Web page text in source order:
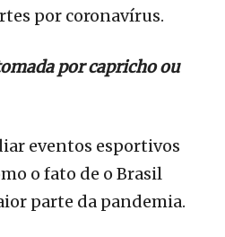
por coronavírus.
por capricho ou
eventos esportivos
o fato de o Brasil
parte da pandemia.